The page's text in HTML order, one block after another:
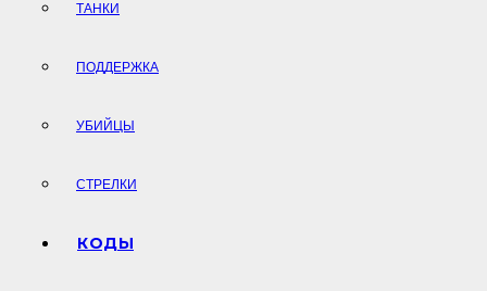
ТАНКИ
ПОДДЕРЖКА
УБИЙЦЫ
СТРЕЛКИ
КОДЫ